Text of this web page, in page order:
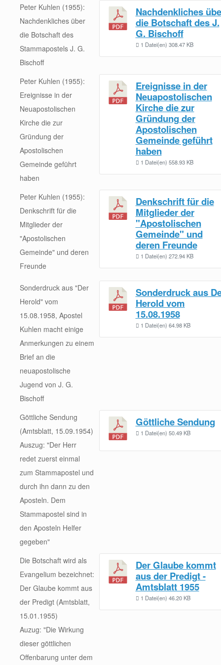
Peter Kuhlen (1955):
Nachdenkliches über
die Botschaft des
Stammapostels J. G.
Bischoff
Nachdenkliches
die Botschaft des J.
G. Bischoff
1 Datei(en) 308.47 KB
Peter Kuhlen (1955):
Ereignisse in der
Neuapostolischen
Kirche die zur
Gründung der
Apostolischen
Gemeinde geführt
haben
Ereignisse in der
Neuapostolischen
Kirche die zur
Gründung der
Apostolischen
Gemeinde geführt
haben
1 Datei(en) 558.93 KB
Peter Kuhlen (1955):
Denkschrift für die
Mitglieder der
"Apostolischen
Gemeinde" und deren
Freunde
Denkschrift für die
Mitglieder der
"Apostolischen
Gemeinde" und
deren Freunde
1 Datei(en) 272.94 KB
Sonderdruck aus "Der
Herold" vom
15.08.1958, Apostel
Kuhlen macht einige
Anmerkungen zu einem
Brief an die
neuapostolische
Jugend von J. G.
Bischoff
Sonderdruck aus
Herold vom
15.08.1958
1 Datei(en) 64.98 KB
Göttliche Sendung
(Amtsblatt, 15.09.1954)
Auszug: "Der Herr
redet zuerst einmal
zum Stammapostel und
durch ihn dann zu den
Aposteln. Dem
Stammapostel sind in
den Aposteln Helfer
gegeben"
Göttliche Sendung
1 Datei(en) 50.49 KB
Die Botschaft wird als
Evangelium bezeichnet:
Der Glaube kommt aus
der Predigt (Amtsblatt,
15.01.1955)
Auzug: "Die Wirkung
dieser göttlichen
Offenbarung unter dem
Der Glaube kommt
aus der Predigt -
Amtsblatt 1955
1 Datei(en) 46.20 KB